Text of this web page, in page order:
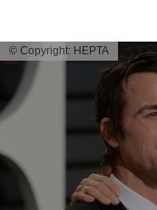
© Copyright: HEPTA